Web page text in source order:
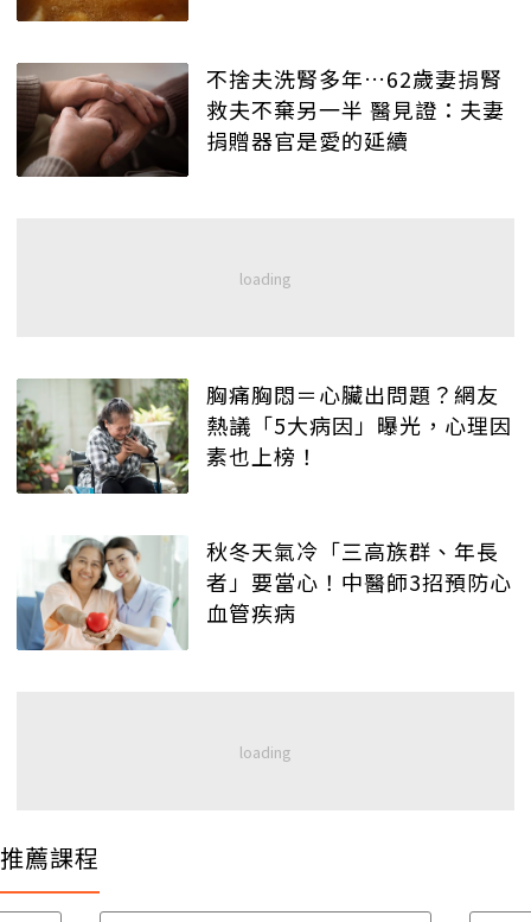
不捨夫洗腎多年…62歲妻捐腎
救夫不棄另一半 醫見證：夫妻
捐贈器官是愛的延續
胸痛胸悶＝心臟出問題？網友
熱議「5大病因」曝光，心理因
素也上榜！
秋冬天氣冷「三高族群、年長
者」要當心！中醫師3招預防心
血管疾病
推薦課程